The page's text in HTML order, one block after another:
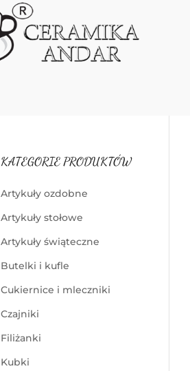
KATEGORIE PRODUKTÓW
Artykuły ozdobne
Artykuły stołowe
Artykuły świąteczne
Butelki i kufle
Cukiernice i mleczniki
Czajniki
Filiżanki
Kubki